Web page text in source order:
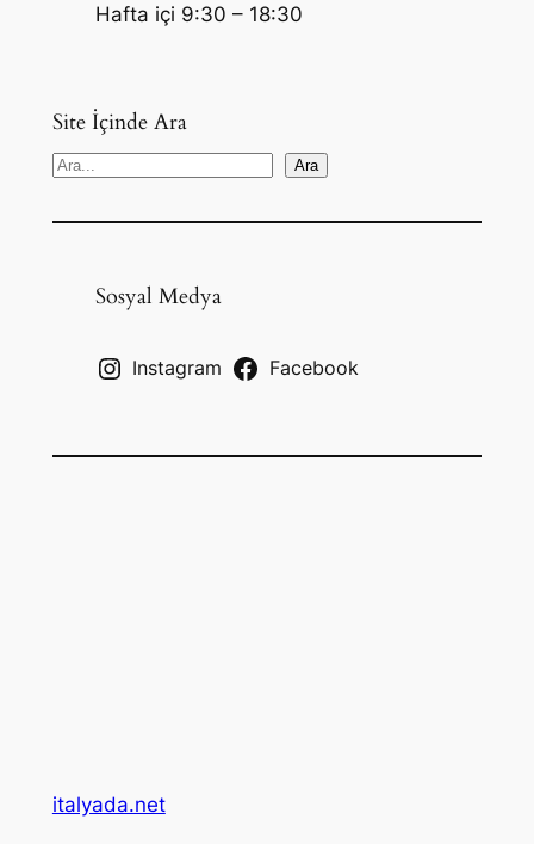
Hafta içi 9:30 – 18:30
Site İçinde Ara
S
a
Ara
Sosyal Medya
Instagram Facebook
italyada.net